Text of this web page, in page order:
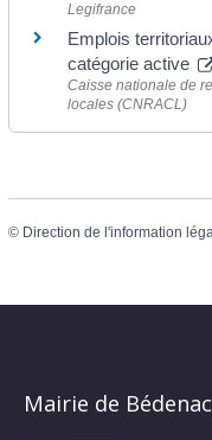
Legifrance
Emplois
catégorie active
Caisse nationale de
locales (CNRACL)
© Direction de l'information
Mairie de Bédenac